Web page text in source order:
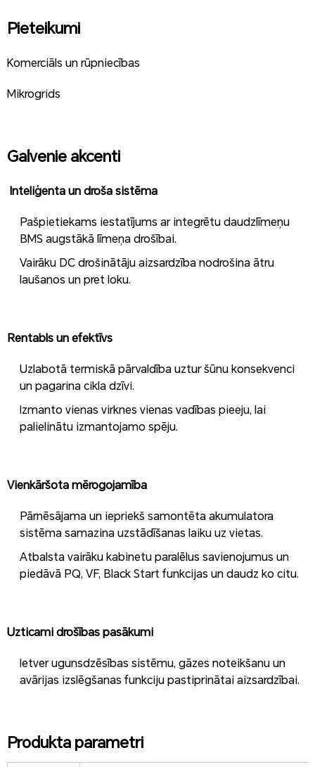
Pieteikumi
Komerciāls un rūpniecības
Mikrogrids
Galvenie akcenti
Inteliģenta un droša sistēma
Pašpietiekams iestatījums ar integrētu daudzlīmeņu
BMS augstākā līmeņa drošībai.
Vairāku DC drošinātāju aizsardzība nodrošina ātru
laušanos un pret loku.
Rentabls un efektīvs
Uzlabotā termiskā pārvaldība uztur šūnu konsekvenci
un pagarina cikla dzīvi.
Izmanto vienas virknes vienas vadības pieeju, lai
palielinātu izmantojamo spēju.
Vienkāršota mērogojamība
Pārnēsājama un iepriekš samontēta akumulatora
sistēma samazina uzstādīšanas laiku uz vietas.
Atbalsta vairāku kabinetu paralēlus savienojumus un
piedāvā PQ, VF, Black Start funkcijas un daudz ko citu.
Uzticami drošības pasākumi
Ietver ugunsdzēsības sistēmu, gāzes noteikšanu un
avārijas izslēgšanas funkciju pastiprinātai aizsardzībai.
Produkta parametri